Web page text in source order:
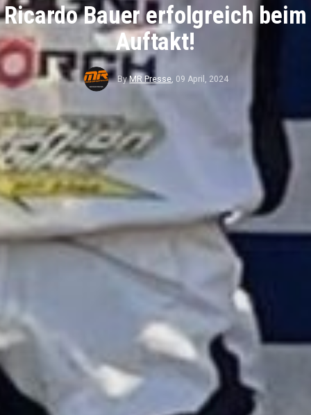
Ricardo Bauer erfolgreich beim
Auftakt!
ByMR Presse, 09 April, 2024